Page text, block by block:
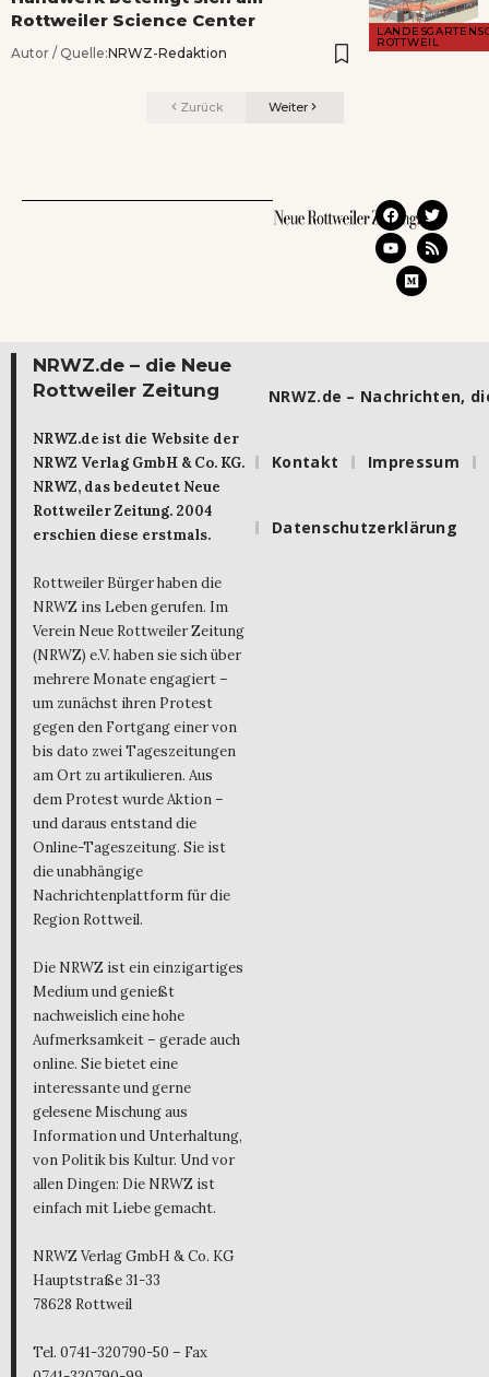
ROTTWEIL
Rottweiler Science Center
Autor / Quelle:NRWZ-Redaktion
Zurück Weiter
NRWZ.de – die Neue
Rottweiler Zeitung
NRWZ.de ist die Website der
NRWZ Verlag GmbH & Co. KG.
NRWZ, das bedeutet Neue
Rottweiler Zeitung. 2004
erschien diese erstmals.
Rottweiler Bürger haben die
NRWZ ins Leben gerufen. Im
Verein Neue Rottweiler Zeitung
(NRWZ) e.V. haben sie sich über
mehrere Monate engagiert –
um zunächst ihren Protest
gegen den Fortgang einer von
bis dato zwei Tageszeitungen
am Ort zu artikulieren. Aus
dem Protest wurde Aktion –
und daraus entstand die
Online-Tageszeitung. Sie ist
die unabhängige
Nachrichtenplattform für die
Region Rottweil.
Die NRWZ ist ein einzigartiges
Medium und genießt
nachweislich eine hohe
Aufmerksamkeit – gerade auch
online. Sie bietet eine
interessante und gerne
gelesene Mischung aus
Information und Unterhaltung,
von Politik bis Kultur. Und vor
allen Dingen: Die NRWZ ist
einfach mit Liebe gemacht.
NRWZ Verlag GmbH & Co. KG
Hauptstraße 31-33
78628 Rottweil
Tel. 0741-320790-50 – Fax
NRWZ.de – Nachrichten,
Kontakt Impressum
Datenschutzerklärung